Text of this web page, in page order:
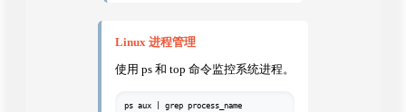
Linux 进程管理
使用 ps 和 top 命令监控系统进程。
ps aux | grep process_name